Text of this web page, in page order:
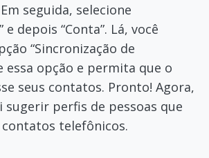
seguida, selecione
e depois “Conta”. Lá, você
“Sincronização de
essa opção e permita que o
seus contatos. Pronto! Agora,
sugerir perfis de pessoas que
telefônicos.